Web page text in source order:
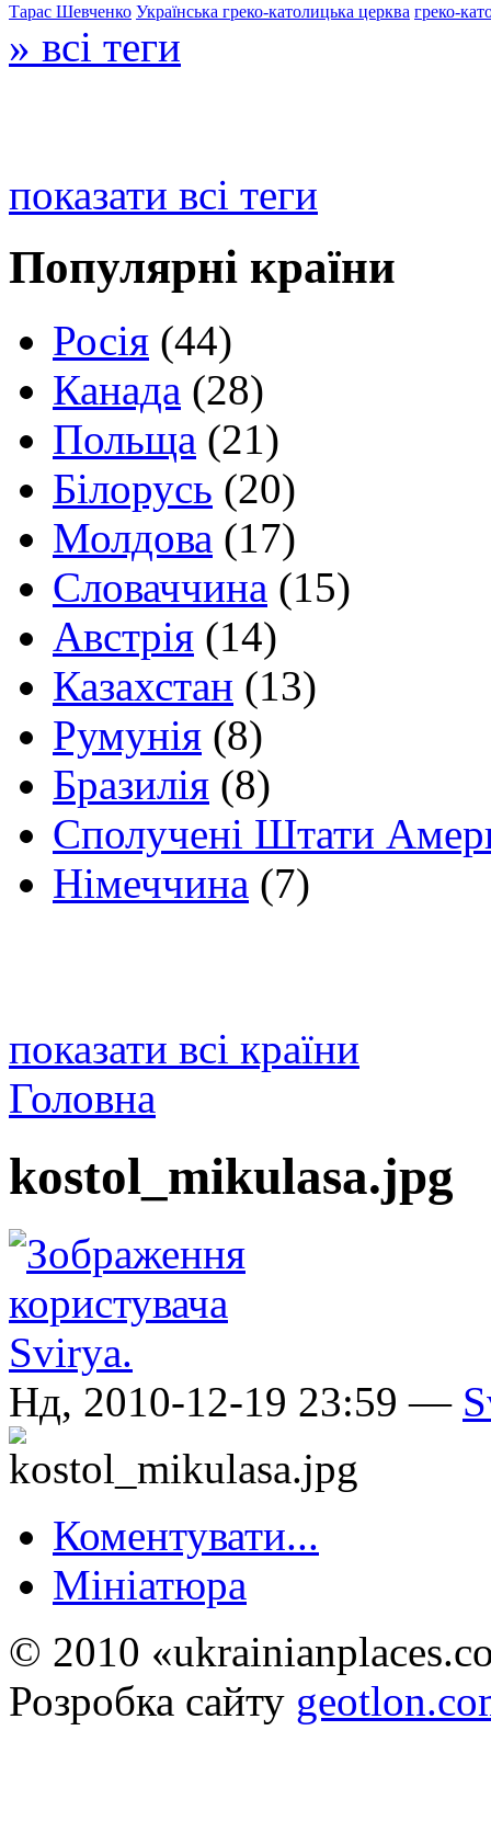
Тарас Шевченко Українська греко-католицька церква греко-
» всі теги
показати всі теги
Популярні країни
Росія (44)
Канада (28)
Польща (21)
Білорусь (20)
Молдова (17)
Словаччина (15)
Австрія (14)
Казахстан (13)
Румунія (8)
Бразилія (8)
Сполучені Штати
Німеччина (7)
показати всі країни
Головна
kostol_mikulasa.jpg
Нд, 2010-12-19 23:59 —
Коментувати...
Мініатюра
© 2010
Розробка сайту